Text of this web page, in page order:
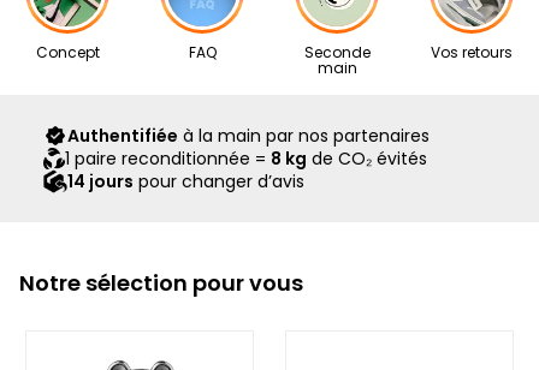
Nos articles proviennent exclusivement de notre réseau de
revendeurs partenaires, sélectionnés avec soin pour leur
scellé Second Step attestant qu’ils ont été contrôlés et
expédiés par notre équipe.
Concept FAQ Seconde
main
Vos retours
Authentifiée à la main par nos partenaires
1 paire reconditionnée = 8 kg de CO₂ évités
14 jours pour changer d’avis
Notre sélection pour vous